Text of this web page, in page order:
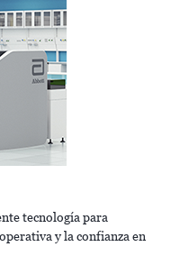
tecnología para
y la confianza en